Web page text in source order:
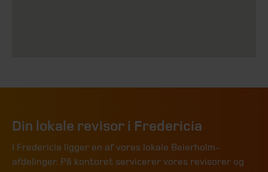
Din lokale revisor i Fredericia
I Fredericia ligger en af vores lokale Beierholm-
afdelinger. På kontoret servicerer vores revisorer og